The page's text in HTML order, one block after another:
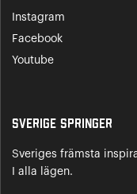
Instagram
Facebook
Youtube
Sverige Springer
Sveriges främsta
I alla lägen.